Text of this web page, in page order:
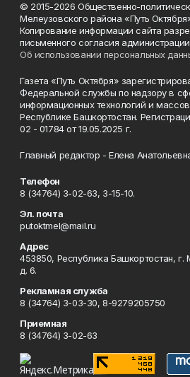
© 2015-2026 Общественно-
Мелеузовского района «Путь
Копирование информации сайта
письменного согласия
Об использовании персональных
Газета «Путь Октября»
Федеральной службы по надзору в
информационных технологий и
Республике Башкортостан.
02 - 01784 от 19.05.2025 г.
Главный редактор - Елена
Телефон
8 (34764) 3-02-63, 3-15-10.
Эл. почта
putoktmel@mail.ru
Адрес
453850, Республика Башкортостан, г.
д. 6.
Рекламная служба
8 (34764) 3-03-30, 8-9279205750
Приемная
8 (34764) 3-02-63